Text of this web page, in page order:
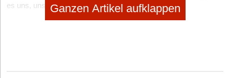
es uns, unsere ganzheitliche Energieplattform weiter
auszubauen, um Unternehmen mit Lösungen zu versorgen, die
Ganzen Artikel aufklappen